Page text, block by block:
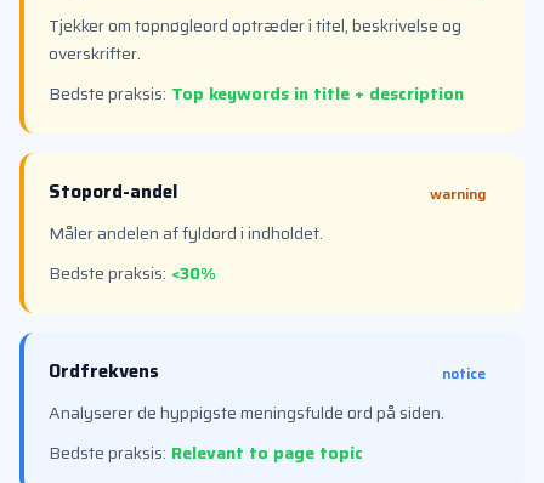
Tjekker om topnøgleord optræder i titel, beskrivelse og
overskrifter.
Bedste praksis: Top keywords in title + description
Stopord-andel warning
Måler andelen af fyldord i indholdet.
Bedste praksis: <30%
Ordfrekvens notice
Analyserer de hyppigste meningsfulde ord på siden.
Bedste praksis: Relevant to page topic